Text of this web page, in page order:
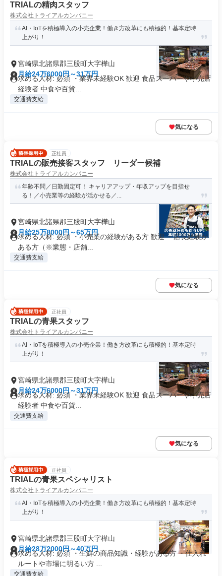
TRIALの精肉スタッフ
株式会社トライアルカンパニー
AI・IoTを積極導入の小売企業！働き方改革にも積極的！基本定時
上がり！
宮崎県北諸県郡三股町大字樺山
月給24万6000円～31万円
求める人材: 必須 ・業界未経験OK 歓迎 食品スーパーや小売店
経験者 中食や百貨...
交通費支給
気になる
正社員
TRIALの販売接客スタッフ リーダー候補
株式会社トライアルカンパニー
年齢不問／日勤固定可！ キャリアアップ・年収アップを目指せ
る！／小売業等の経験が活かせる／...
宮崎県北諸県郡三股町大字樺山
月給25万8000円～65万円
求める人材: 必須 ・小売業の経験がある方 歓迎 ・店長経験が
ある方（※業態・店舗...
交通費支給
気になる
正社員
TRIALの青果スタッフ
株式会社トライアルカンパニー
AI・IoTを積極導入の小売企業！働き方改革にも積極的！基本定時
上がり！
宮崎県北諸県郡三股町大字樺山
月給24万6000円～31万円
求める人材: 必須 ・業界未経験OK 歓迎 食品スーパーや小売店
経験者 中食や百貨...
交通費支給
気になる
正社員
TRIALの青果スペシャリスト
株式会社トライアルカンパニー
AI・IoTを積極導入の小売企業！働き方改革にも積極的！基本定時
上がり！
宮崎県北諸県郡三股町大字樺山
月給28万2000円～40万円
求める人材: 必須 ・生鮮の商品知識・経験がある方 ・仕入れ
ルートや市場に明るい方 ...
交通費支給